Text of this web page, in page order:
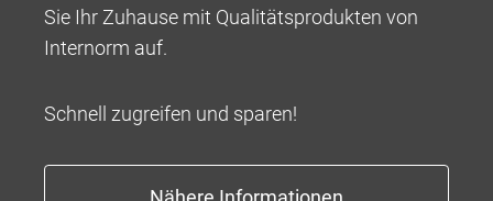
Sie Ihr Zuhause mit Qualitätsprodukten von
Internorm auf.
Schnell zugreifen und sparen!